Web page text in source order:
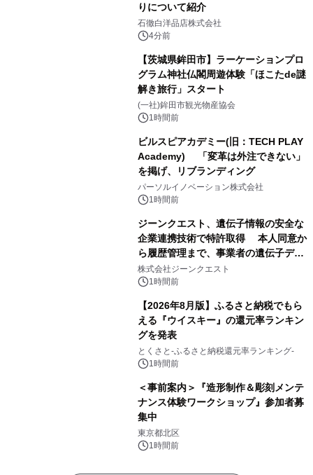
りについて紹介
石徹白洋品店株式会社
4分前
【茨城県鉾田市】ラーケーションプロ
グラム神社仏閣周遊体験「ほこたde謎
解き旅行」スタート
(一社)鉾田市観光物産協会
1時間前
ビルスピアカデミー(旧：TECH PLAY
Academy) 「変革は外注できない」
を掲げ、リブランディング
パーソルイノベーション株式会社
1時間前
ジーンクエスト、遺伝子情報の安全な
企業連携技術で特許取得 本人同意か
ら履歴管理まで、事業者の遺伝子デー
タ活用を支援
株式会社ジーンクエスト
1時間前
【2026年8月版】ふるさと納税でもら
える『ウイスキー』の還元率ランキン
グを発表
とくさと-ふるさと納税還元率ランキング-
1時間前
＜事前案内＞『造形制作＆彫刻メンテ
ナンス体験ワークショップ』参加者募
集中
東京都北区
1時間前